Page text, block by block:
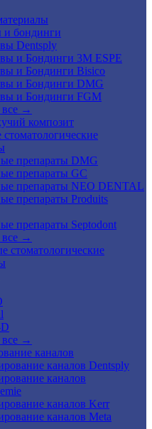
и бондинги
Dentsply
и Бондинги 3M ESPE
и Бондинги Bisico
и Бондинги DMG
и Бондинги FGM
все →
композит
препараты DMG
препараты GC
препараты NEO DENTAL
препараты Produits
препараты Septodont
все →
стоматологические
все →
каналов
каналов Dentsply
каналов
каналов Kerr
каналов Meta